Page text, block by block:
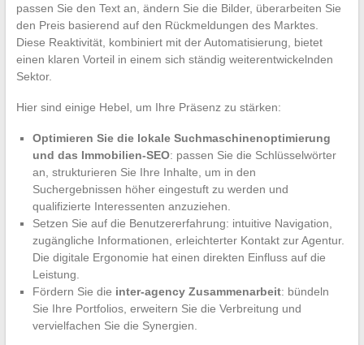
passen Sie den Text an, ändern Sie die Bilder, überarbeiten Sie
den Preis basierend auf den Rückmeldungen des Marktes.
Diese Reaktivität, kombiniert mit der Automatisierung, bietet
einen klaren Vorteil in einem sich ständig weiterentwickelnden
Sektor.
Hier sind einige Hebel, um Ihre Präsenz zu stärken:
Optimieren Sie die lokale Suchmaschinenoptimierung
und das Immobilien-SEO: passen Sie die Schlüsselwörter
an, strukturieren Sie Ihre Inhalte, um in den
Suchergebnissen höher eingestuft zu werden und
qualifizierte Interessenten anzuziehen.
Setzen Sie auf die Benutzererfahrung: intuitive Navigation,
zugängliche Informationen, erleichterter Kontakt zur Agentur.
Die digitale Ergonomie hat einen direkten Einfluss auf die
Leistung.
Fördern Sie die inter-agency Zusammenarbeit: bündeln
Sie Ihre Portfolios, erweitern Sie die Verbreitung und
vervielfachen Sie die Synergien.